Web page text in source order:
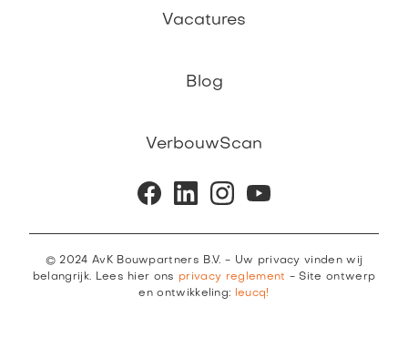
Vacatures
Blog
VerbouwScan
© 2024 AvK Bouwpartners B.V. - Uw privacy vinden wij
belangrijk. Lees hier ons privacy reglement - Site ontwerp
en ontwikkeling: leucq!